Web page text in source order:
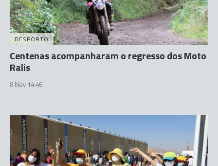
DESPORTO
Centenas acompanharam o regresso dos Moto
Ralis
8 Nov 14:46